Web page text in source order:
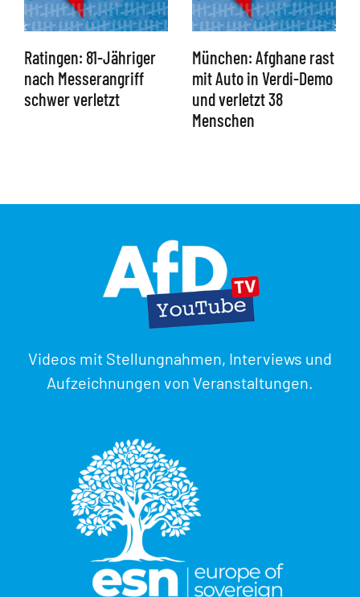
Ratingen: 81-Jähriger
nach Messerangriff
schwer verletzt
München: Afghane rast
mit Auto in Verdi-Demo
und verletzt 38
Menschen
Videos mit Stellungnahmen, Interviews und
Aufzeichnungen von Veranstaltungen.